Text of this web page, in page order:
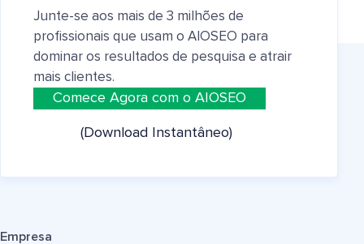
Junte-se aos mais de 3 milhões de
profissionais que usam o AIOSEO para
dominar os resultados de pesquisa e atrair
mais clientes.
Comece Agora com o AIOSEO
(Download Instantâneo)
Empresa